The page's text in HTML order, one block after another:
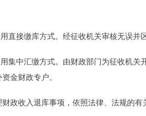
接缴库方式。经征收机关审核无误并区
中汇缴方式。由财政部门为征收机关
金财政专户。
收入退库事项，依照法律、法规的有